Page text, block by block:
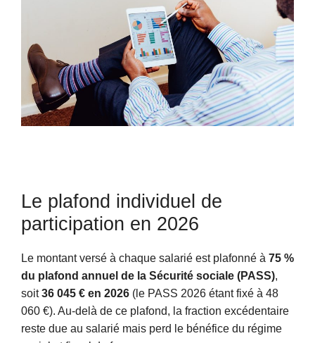
Le plafond individuel de
participation en 2026
Le montant versé à chaque salarié est plafonné à 75 %
du plafond annuel de la Sécurité sociale (PASS),
soit36 045 € en 2026 (le PASS 2026 étant fixé à 48
060 €). Au-delà de ce plafond, la fraction excédentaire
reste due au salarié mais perd le bénéfice du régime